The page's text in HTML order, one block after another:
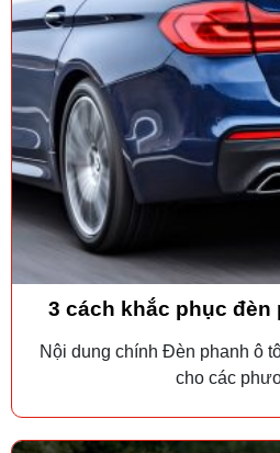
3 cách khắc phục đèn
Nội dung chính Đèn phanh ô
cho các